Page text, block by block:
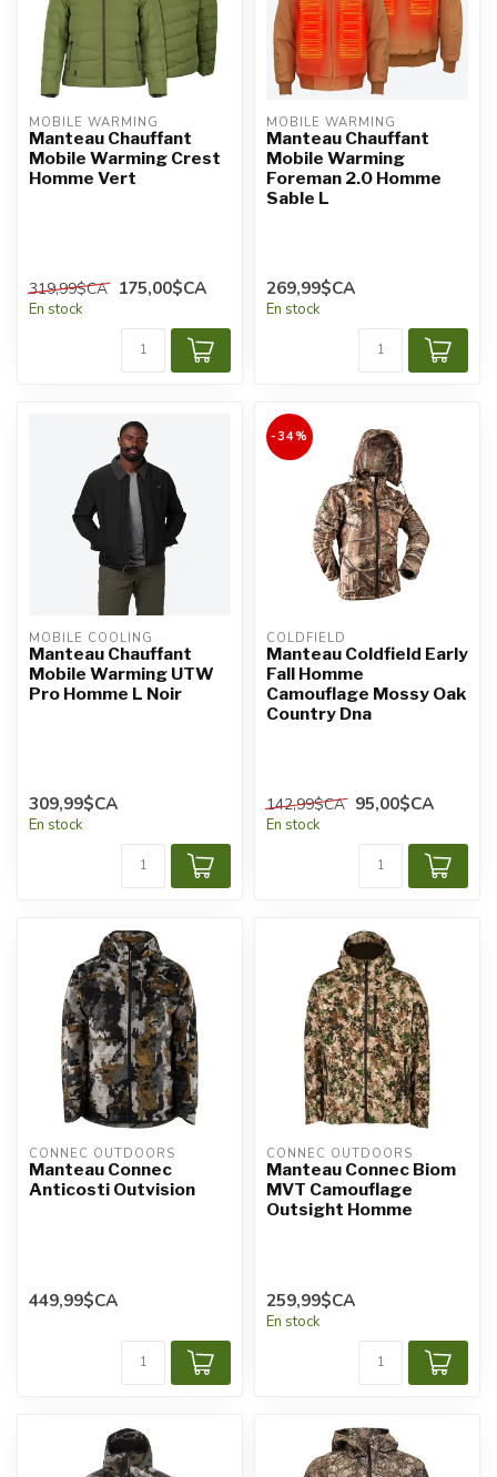
MOBILE WARMING
Manteau Chauffant
Mobile Warming Crest
Homme Vert
319,99$CA 175,00$CA
En stock
MOBILE WARMING
Manteau Chauffant
Mobile Warming
Foreman 2.0 Homme
Sable L
269,99$CA
En stock
MOBILE COOLING
Manteau Chauffant
Mobile Warming UTW
Pro Homme L Noir
309,99$CA
En stock
-34%
COLDFIELD
Manteau Coldfield Early
Fall Homme
Camouflage Mossy Oak
Country Dna
142,99$CA 95,00$CA
En stock
CONNEC OUTDOORS
Manteau Connec
Anticosti Outvision
449,99$CA
CONNEC OUTDOORS
Manteau Connec Biom
MVT Camouflage
Outsight Homme
259,99$CA
En stock